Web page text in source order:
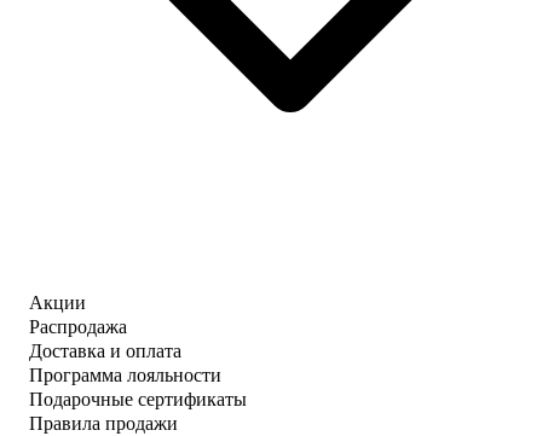
Акции
Распродажа
Доставка и оплата
Программа лояльности
Подарочные сертификаты
Правила продажи